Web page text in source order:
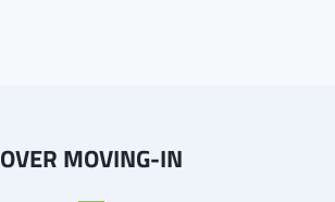
OVER MOVING-IN